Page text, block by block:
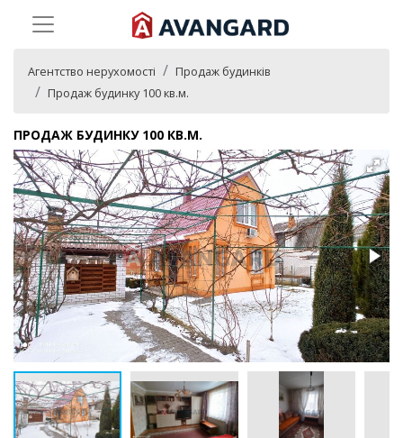
Агентство нерухомості
Продаж будинків
Продаж будинку 100 кв.м.
ПРОДАЖ БУДИНКУ 100 КВ.М.